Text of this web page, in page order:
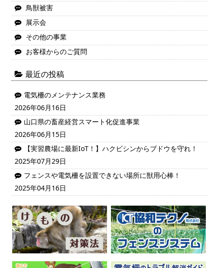
鳥獣被害
展示会
その他の事業
お客様からのご質問
最近の投稿
電気柵のメンテナンス業務
2026年06月16日
山口県の畜産経営スマート化促進事業
2026年06月15日
【実習農場に最新IoT！】ハクビシンからブドウを守れ！
2025年07月29日
フェンスや電気柵を設置できない場所に獣用心棒！
2025年04月16日